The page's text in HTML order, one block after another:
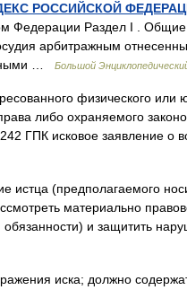
РОССИЙСКОЙ
Федерации Раздел I .
арбитражным
…
Большой
физического или
либо охраняемого
242 ГПК исковое заявление
(предполагаемого
материально
обязанности) и защитить
иска; должно